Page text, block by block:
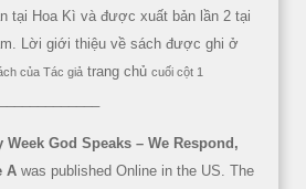
tại Hoa Kì và được xuất bản lần 2 tại
Lời giới thiệu về sách được ghi ở
của Tác giả trang chủ cuối cột 1
Week God Speaks – We Respond,
A was published Online in the US. The